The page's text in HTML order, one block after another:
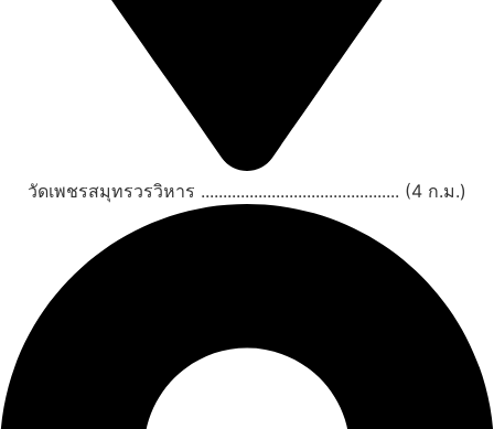
วัดเพชรสมุทรวรวิหาร ............................................. (4 ก.ม.)